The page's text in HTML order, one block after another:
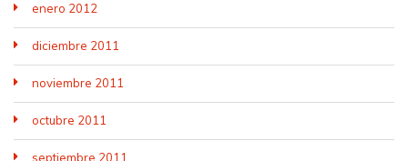
enero 2012
diciembre 2011
noviembre 2011
octubre 2011
septiembre 2011